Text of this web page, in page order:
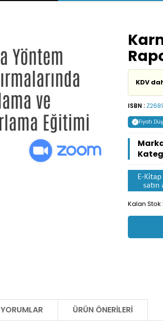
KDV
ISBN :
Fiyatı
Kalan Stok
YORUMLAR ÜRÜN ÖNERILERI